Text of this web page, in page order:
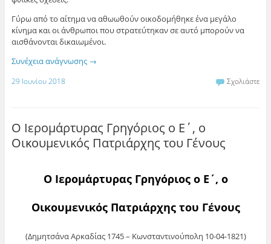
Γύρω από το αίτημα να αθωωθούν οικοδομήθηκε ένα μεγάλο
κίνημα και οι άνθρωποι που στρατεύτηκαν σε αυτό μπορούν να
αισθάνονται δικαιωμένοι.
Συνέχεια ανάγνωσης →
29 Ιουνίου 2018 Σχολιάστε
Ο Ιερομάρτυρας Γρηγόριος ο Ε΄, ο
Οικουμενικός Πατριάρχης του Γένους
Ο Ιερομάρτυρας Γρηγόριος ο Ε΄, ο
Οικουμενικός Πατριάρχης του Γένους
(Δημητσάνα Αρκαδίας 1745 – Κωνσταντινούπολη 10-04-1821)